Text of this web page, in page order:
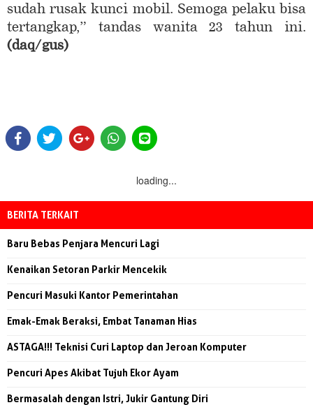
sudah rusak kunci mobil. Semoga pelaku bisa
tertangkap,” tandas wanita 23 tahun ini.
(daq/gus)
loading...
BERITA TERKAIT
Baru Bebas Penjara Mencuri Lagi
Kenaikan Setoran Parkir Mencekik
Pencuri Masuki Kantor Pemerintahan
Emak-Emak Beraksi, Embat Tanaman Hias
ASTAGA!!! Teknisi Curi Laptop dan Jeroan Komputer
Pencuri Apes Akibat Tujuh Ekor Ayam
Bermasalah dengan Istri, Jukir Gantung Diri